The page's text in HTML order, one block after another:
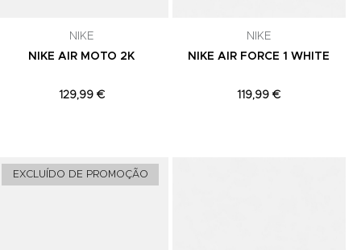
NIKE
NIKE AIR MOTO 2K
129,99 €
NIKE
NIKE AIR FORCE 1 WHITE
119,99 €
Adicionar aos Favoritos
EXCLUÍDO DE PROMOÇÃO